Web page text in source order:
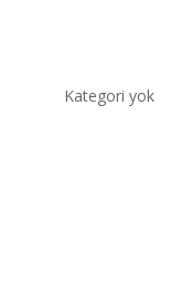
Kategori yok